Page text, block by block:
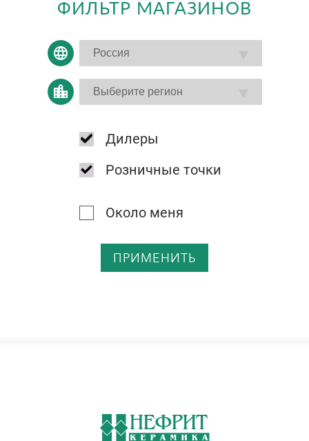
ФИЛЬТР МАГАЗИНОВ
Дилеры
Розничные точки
Около меня
ПРИМЕНИТЬ